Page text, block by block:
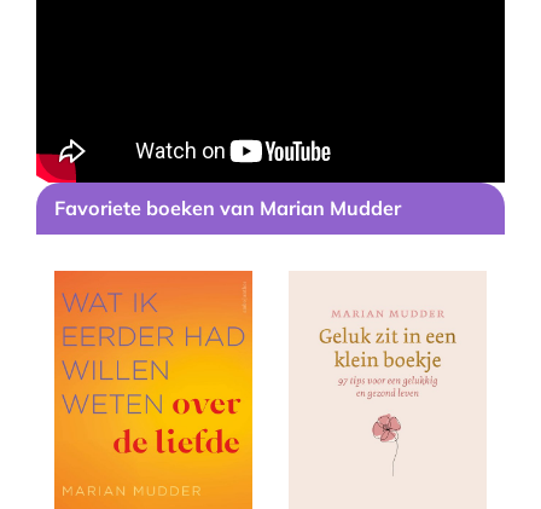
Favoriete boeken van Marian Mudder